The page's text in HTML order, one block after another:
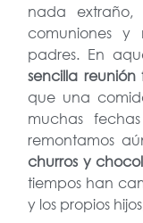
nada extraño,
comuniones y
padres. En
sencilla reunión
que una
muchas
remontamos
churros y
tiempos han
y los propios